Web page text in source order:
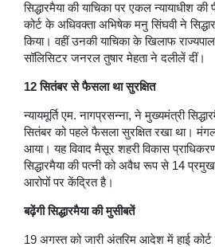
सिद्धारमैया की याचिका पर एकल न्यायाधीश
कोर्ट के अधिवक्ता अभिषेक मनु सिंघवी ने
किया। वहीं उनकी याचिका के खिलाफ
सॉलिसिटर जनरल तुषार मेहता ने दलीलें दीं।
12 सितंबर से फैसला था सुरक्षित
न्यायमूर्ति एम. नागप्रसन्ना, ने मुख्यमंत्री
सितंबर को पहले फैसला सुरक्षित रखा था।
आया। यह विवाद मैसूर शहरी विकास
सिद्धारमैया की पत्नी को अवैध रूप से 14
आरोपों पर केंद्रित है।
बढ़ेंगी सिद्धारमैया की मुसीबतें
19 अगस्त को जारी अंतरिम आदेश में हाई कोर्ट